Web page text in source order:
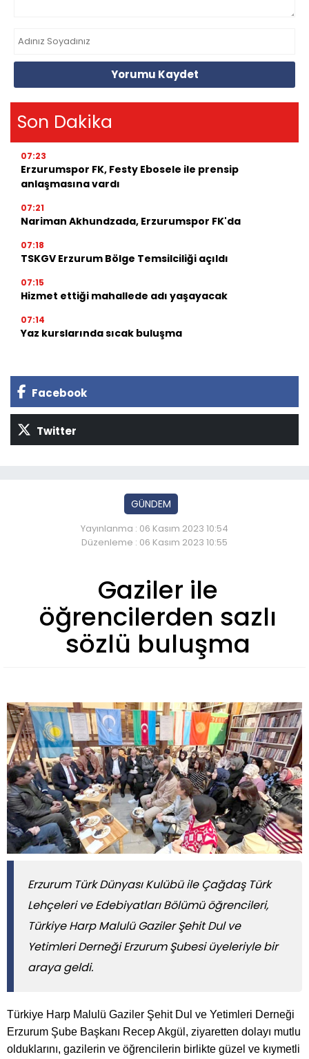
Yorumu Kaydet
Son Dakika
07:23
Erzurumspor FK, Festy Ebosele ile prensip
anlaşmasına vardı
07:21
Nariman Akhundzada, Erzurumspor FK'da
07:18
TSKGV Erzurum Bölge Temsilciliği açıldı
07:15
Hizmet ettiği mahallede adı yaşayacak
07:14
Yaz kurslarında sıcak buluşma
Facebook
Twitter
GÜNDEM
Yayınlanma : 06 Kasım 2023 10:54
Düzenleme : 06 Kasım 2023 10:55
Gaziler ile
öğrencilerden sazlı
sözlü buluşma
Erzurum Türk Dünyası Kulübü ile Çağdaş Türk
Lehçeleri ve Edebiyatları Bölümü öğrencileri,
Türkiye Harp Malulü Gaziler Şehit Dul ve
Yetimleri Derneği Erzurum Şubesi üyeleriyle bir
araya geldi.
Türkiye Harp Malulü Gaziler Şehit Dul ve Yetimleri Derneği
Erzurum Şube Başkanı Recep Akgül, ziyaretten dolayı mutlu
olduklarını, gazilerin ve öğrencilerin birlikte güzel ve kıymetli